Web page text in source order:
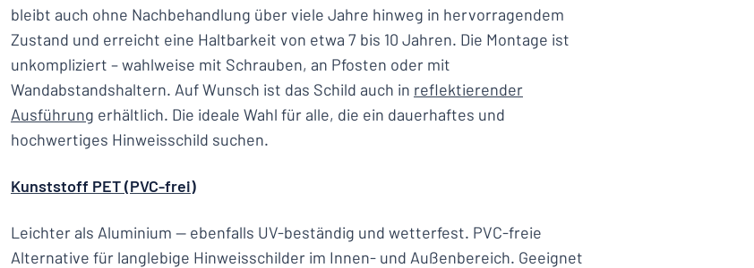
bleibt auch ohne Nachbehandlung über viele Jahre hinweg in hervorragendem
Zustand und erreicht eine Haltbarkeit von etwa 7 bis 10 Jahren. Die Montage ist
unkompliziert – wahlweise mit Schrauben, an Pfosten oder mit
Wandabstandshaltern. Auf Wunsch ist das Schild auch in reflektierender
Ausführung erhältlich. Die ideale Wahl für alle, die ein dauerhaftes und
hochwertiges Hinweisschild suchen.
Kunststoff PET (PVC-frei)
Leichter als Aluminium — ebenfalls UV-beständig und wetterfest. PVC-freie
Alternative für langlebige Hinweisschilder im Innen- und Außenbereich. Geeignet